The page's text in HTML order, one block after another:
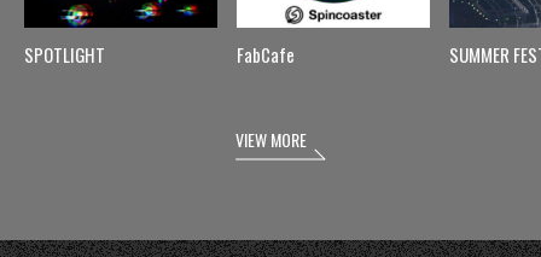
SPOTLIGHT FabCafe SUMMER
VIEW MORE